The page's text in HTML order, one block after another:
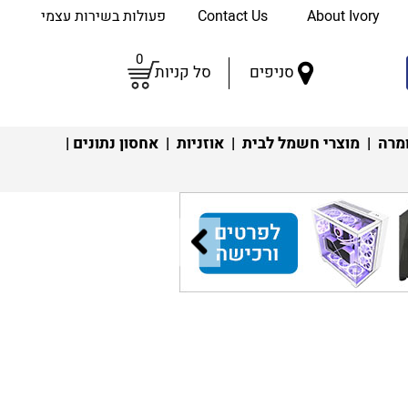
About Ivory פעולות בשירות עצמי
סניפים סל קניות
0
| מוצרי חשמל לבית | אוזניות | אחסון נתונים |